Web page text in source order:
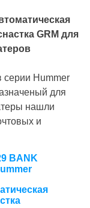
GRM для
серии Hummer
для
нашли
и
BANK